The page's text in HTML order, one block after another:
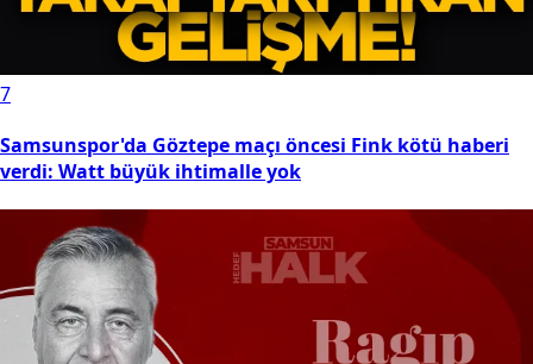
7
Samsunspor'da Göztepe maçı öncesi Fink kötü haberi
verdi: Watt büyük ihtimalle yok